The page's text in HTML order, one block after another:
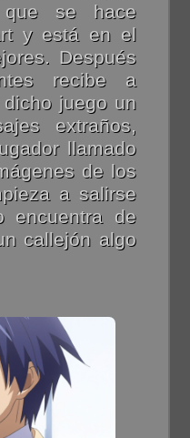
se hace
y está en el
Después
recibe a
juego un
extraños,
llamado
de los
a salirse
encuentra de
callejón algo